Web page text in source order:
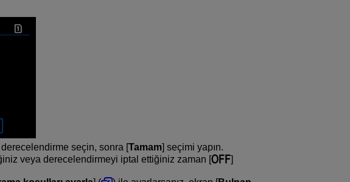
seçin, sonra [Tamam] seçimi yapın.
veya derecelendirmeyi iptal ettiğiniz zaman [
]